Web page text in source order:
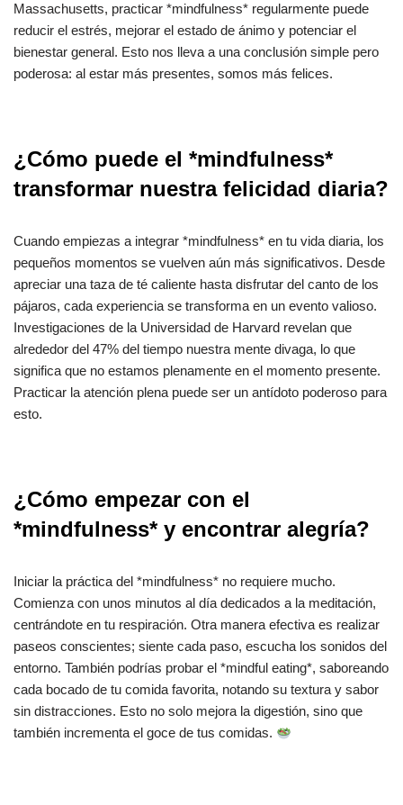
Massachusetts, practicar *mindfulness* regularmente puede
reducir el estrés, mejorar el estado de ánimo y potenciar el
bienestar general. Esto nos lleva a una conclusión simple pero
poderosa: al estar más presentes, somos más felices.
¿Cómo puede el *mindfulness*
transformar nuestra felicidad diaria?
Cuando empiezas a integrar *mindfulness* en tu vida diaria, los
pequeños momentos se vuelven aún más significativos. Desde
apreciar una taza de té caliente hasta disfrutar del canto de los
pájaros, cada experiencia se transforma en un evento valioso.
Investigaciones de la Universidad de Harvard revelan que
alrededor del 47% del tiempo nuestra mente divaga, lo que
significa que no estamos plenamente en el momento presente.
Practicar la atención plena puede ser un antídoto poderoso para
esto.
¿Cómo empezar con el
*mindfulness* y encontrar alegría?
Iniciar la práctica del *mindfulness* no requiere mucho.
Comienza con unos minutos al día dedicados a la meditación,
centrándote en tu respiración. Otra manera efectiva es realizar
paseos conscientes; siente cada paso, escucha los sonidos del
entorno. También podrías probar el *mindful eating*, saboreando
cada bocado de tu comida favorita, notando su textura y sabor
sin distracciones. Esto no solo mejora la digestión, sino que
también incrementa el goce de tus comidas.